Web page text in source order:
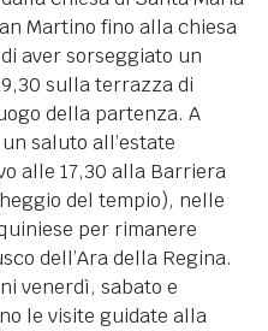
Martino fino alla chiesa
aver sorseggiato un
sulla terrazza di
della partenza. A
saluto all’estate
alle 17,30 alla Barriera
del tempio), nelle
per rimanere
dell’Ara della Regina.
venerdì, sabato e
le visite guidate alla